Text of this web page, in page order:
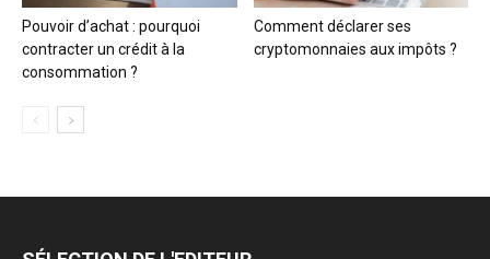
Pouvoir d’achat : pourquoi
contracter un crédit à la
consommation ?
Comment déclarer ses
cryptomonnaies aux impôts ?